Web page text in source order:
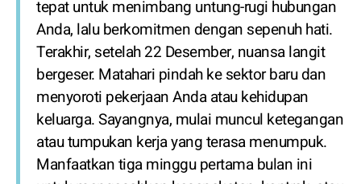
tepat untuk menimbang untung-rugi hubungan
Anda, lalu berkomitmen dengan sepenuh hati.
Terakhir, setelah 22 Desember, nuansa langit
bergeser. Matahari pindah ke sektor baru dan
menyoroti pekerjaan Anda atau kehidupan
keluarga. Sayangnya, mulai muncul ketegangan
atau tumpukan kerja yang terasa menumpuk.
Manfaatkan tiga minggu pertama bulan ini